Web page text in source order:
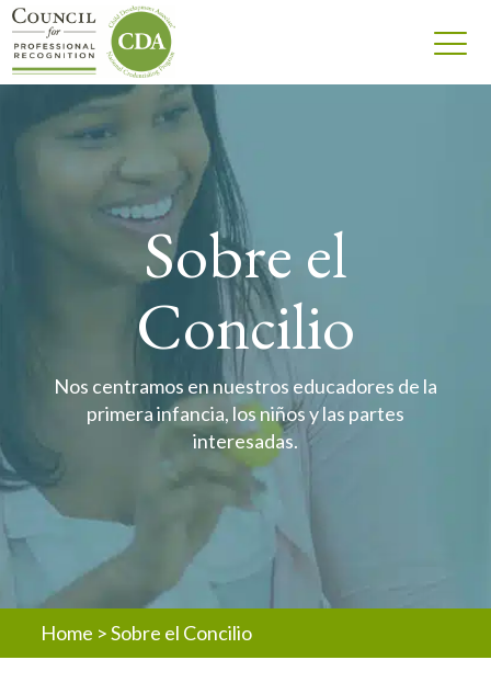
Sobre el
Concilio
Nos centramos en nuestros educadores de la
primera infancia, los niños y las partes
interesadas.
Home >Sobre el Concilio